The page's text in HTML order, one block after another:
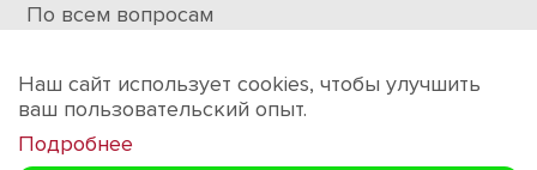
По всем вопросам
Обратная связь
Наш сайт использует cookies, чтобы улучшить
ваш пользовательский опыт.
Подробнее